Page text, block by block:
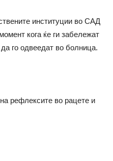
институции во САД
кога ќе ги забележат
го одвеедат во болница.
рефлексите во рацете и